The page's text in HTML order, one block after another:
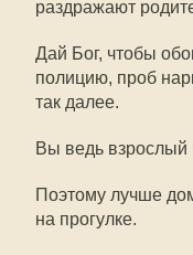
раздражают
Дай Бог, чтобы
полицию, проб
так далее.
Вы ведь взрослый
Поэтому лучше
на прогулке.